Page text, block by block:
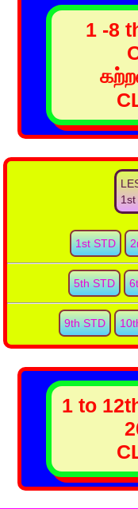
1 -8
1st STD
5th STD
9th STD
1 to